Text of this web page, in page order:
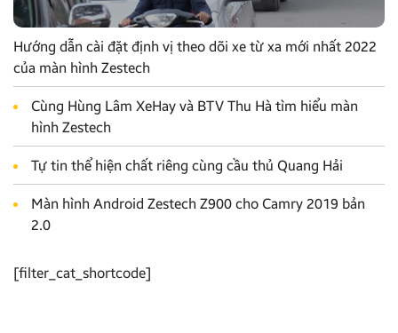
Hướng dẫn cài đặt định vị theo dõi xe từ xa mới nhất 2022
của màn hình Zestech
Cùng Hùng Lâm XeHay và BTV Thu Hà tìm hiểu màn
hình Zestech
Tự tin thể hiện chất riêng cùng cầu thủ Quang Hải
Màn hình Android Zestech Z900 cho Camry 2019 bản
2.0
[filter_cat_shortcode]